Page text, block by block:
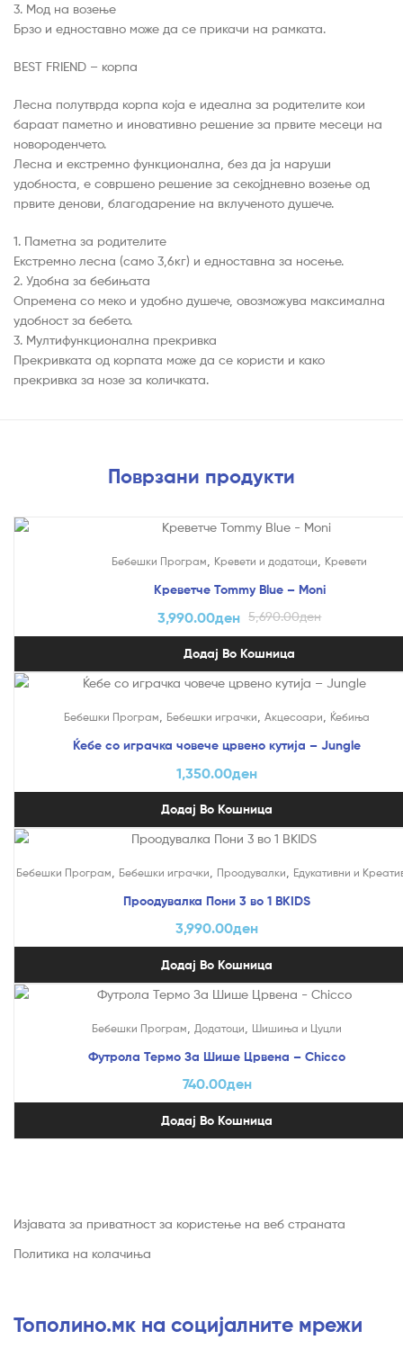
3. Мод на возење
Брзо и едноставно може да се прикачи на рамката.
BEST FRIEND – корпа
Лесна полутврда корпа која е идеална за родителите кои
бараат паметно и иновативно решение за првите месеци на
новороденчето.
Лесна и екстремно функционална, без да ја наруши
удобноста, е совршено решение за секојдневно возење од
првите денови, благодарение на вклученото душече.
1. Паметна за родителите
Екстремно лесна (само 3,6кг) и едноставна за носење.
2. Удобна за бебињата
Опремена со меко и удобно душече, овозможува максимална
удобност за бебето.
3. Мултифункционална прекривка
Прекривката од корпата може да се користи и како
прекривка за нозе за количката.
Поврзани продукти
Бебешки Програм Кревети и додатоци Кревети
Креветче Tommy Blue – Moni
5,690.00ден
3,990.00ден
Додај Во Кошница
Бебешки Програм Бебешки играчки Акцесоари Ќебиња
Ќебе со играчка човече црвено кутија – Jungle
1,350.00ден
Додај Во Кошница
Бебешки Програм Бебешки играчки Проодувалки Едукативни и
Проодувалка Пони 3 во 1 BKIDS
3,990.00ден
Додај Во Кошница
Бебешки Програм Додатоци Шишиња и Цуцли
Футрола Термо За Шише Црвена – Chicco
740.00ден
Додај Во Кошница
Изјавата за приватност за користење на веб страната
Политика на колачиња
Тополино.мк на социјалните мрежи